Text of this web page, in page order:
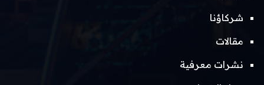
شركاؤنا
مقالات
نشرات معرفية